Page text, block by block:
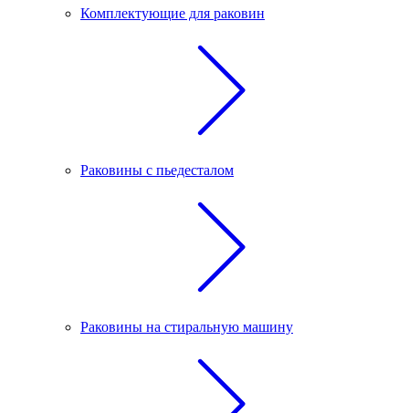
Комплектующие для раковин
Раковины с пьедесталом
Раковины на стиральную машину